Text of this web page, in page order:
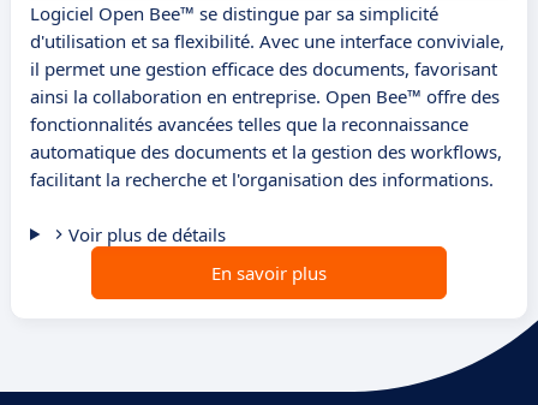
Logiciel Open Bee™ se distingue par sa simplicité
d'utilisation et sa flexibilité. Avec une interface conviviale,
il permet une gestion efficace des documents, favorisant
ainsi la collaboration en entreprise. Open Bee™ offre des
fonctionnalités avancées telles que la reconnaissance
automatique des documents et la gestion des workflows,
facilitant la recherche et l'organisation des informations.
Voir plus de détails
En savoir plus